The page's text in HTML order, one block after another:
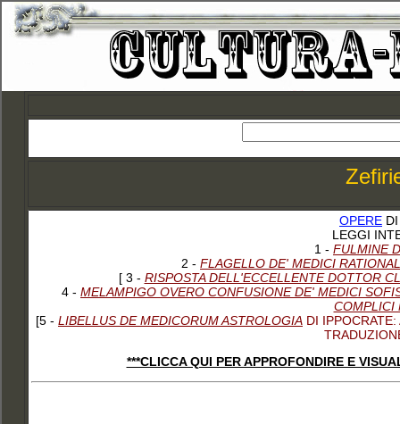
OPERE
LEGGI
1 - FULMINE
2 - FLAGELLO DE' MEDICI
[ 3 - RISPOSTA DELL'ECCELLENTE DOTTOR
4 - MELAMPIGO OVERO CONFUSIONE DE' MEDICI
COMPLICI
[5 - LIBELLUS DE MEDICORUM ASTROLOGIA DI
***CLICCA QUI PER APPROFONDIRE E